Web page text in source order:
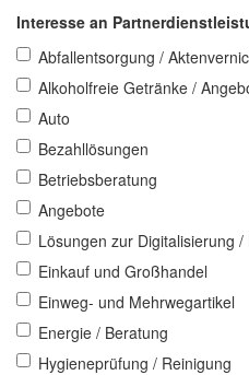
Interesse an
Abfallentsorgung /
Alkoholfreie Getränke /
Auto
Bezahllösungen
Betriebsberatung
Angebote
Lösungen zur Digitalisierung
Einkauf und Großhandel
Einweg- und Mehrwegartikel
Energie / Beratung
Hygieneprüfung / Reinigung